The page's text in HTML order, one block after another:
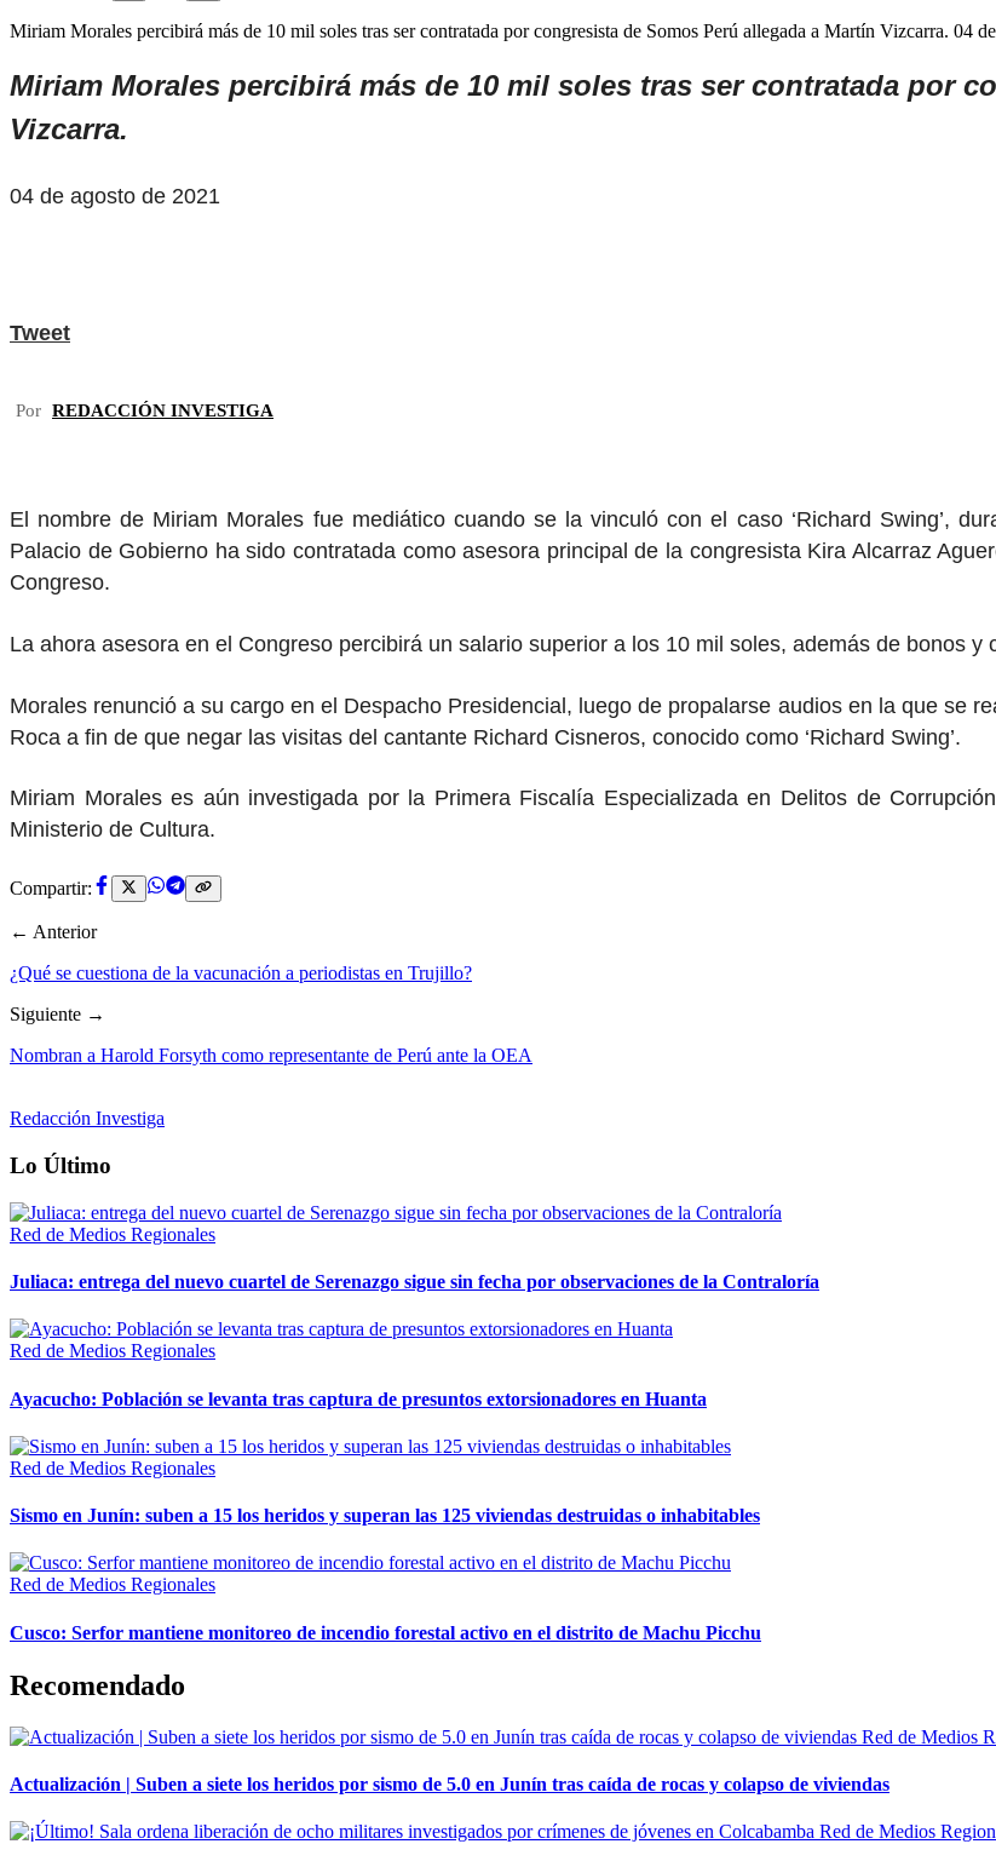
Miriam Morales percibirá más de 10 mil soles tras ser contratada por congresista de Somos Perú allegada a Martín Vizcarra. 04
Miriam Morales percibirá más de 10 mil soles tras ser contratada por
Vizcarra.
04 de agosto de 2021
Tweet
Por REDACCIÓN INVESTIGA
El nombre de Miriam Morales fue mediático cuando se la vinculó con el caso ‘Richard Swing’,
Palacio de Gobierno ha sido contratada como asesora principal de la congresista Kira Alcarraz
Congreso.
La ahora asesora en el Congreso percibirá un salario superior a los 10 mil soles, además de bonos y
Morales renunció a su cargo en el Despacho Presidencial, luego de propalarse audios en la que se
Roca a fin de que negar las visitas del cantante Richard Cisneros, conocido como ‘Richard Swing’.
Miriam Morales es aún investigada por la Primera Fiscalía Especializada en Delitos de
Ministerio de Cultura.
Compartir:
← Anterior
¿Qué se cuestiona de la vacunación a periodistas en Trujillo?
Siguiente →
Nombran a Harold Forsyth como representante de Perú ante la OEA
Redacción Investiga
Lo Último
Red de Medios Regionales
Juliaca: entrega del nuevo cuartel de Serenazgo sigue sin fecha por observaciones de la Contraloría
Red de Medios Regionales
Ayacucho: Población se levanta tras captura de presuntos extorsionadores en Huanta
Red de Medios Regionales
Sismo en Junín: suben a 15 los heridos y superan las 125 viviendas destruidas o inhabitables
Red de Medios Regionales
Cusco: Serfor mantiene monitoreo de incendio forestal activo en el distrito de Machu Picchu
Recomendado
Red de Medios
Actualización | Suben a siete los heridos por sismo de 5.0 en Junín tras caída de rocas y colapso de viviendas
Red de Medios